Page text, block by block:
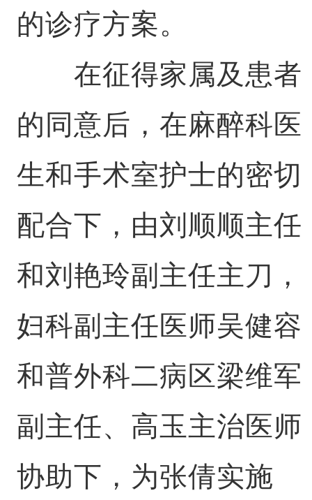
的诊疗方案。
在征得家属及患者
的同意后，在麻醉科医
生和手术室护士的密切
配合下，由刘顺顺主任
和刘艳玲副主任主刀，
妇科副主任医师吴健容
和普外科二病区梁维军
副主任、高玉主治医师
协助下，为张倩实施